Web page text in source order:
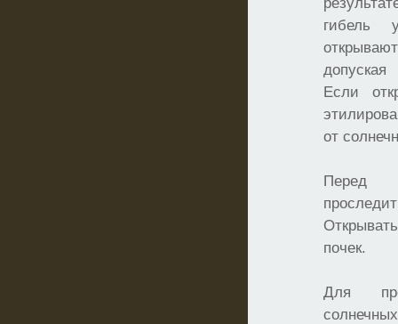
гибель
Если
от
Перед
почек.
Для